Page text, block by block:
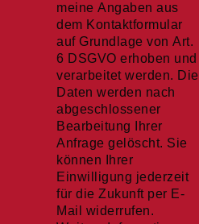
meine Angaben aus
dem Kontaktformular
auf Grundlage von Art.
6 DSGVO erhoben und
verarbeitet werden. Die
Daten werden nach
abgeschlossener
Bearbeitung Ihrer
Anfrage gelöscht. Sie
können Ihrer
Einwilligung jederzeit
für die Zukunft per E-
Mail widerrufen.